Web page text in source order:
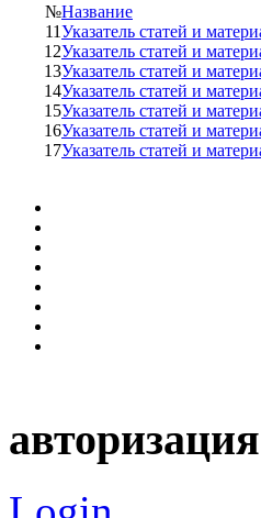
№Название
11Указатель статей и
12Указатель статей и
13Указатель статей и
14Указатель статей и
15Указатель статей и
16Указатель статей и
17Указатель статей и
авторизация